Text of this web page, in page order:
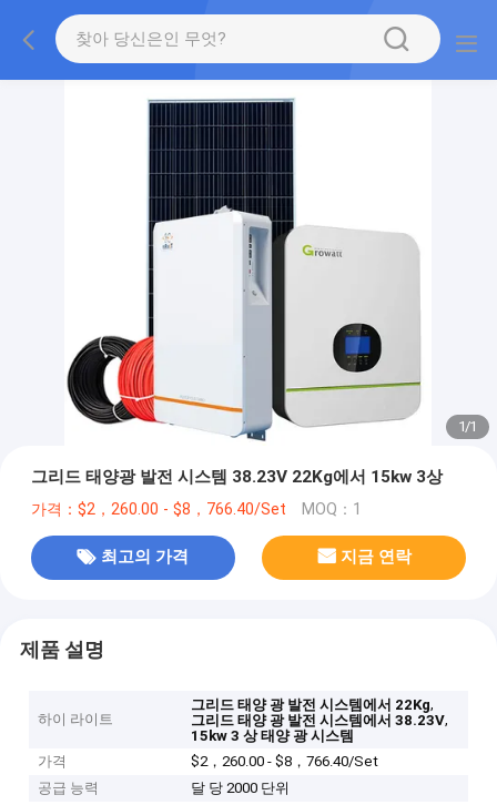
1/1
그리드 태양광 발전 시스템 38.23V 22Kg에서 15kw 3상
가격：$2，260.00 - $8，766.40/Set MOQ：1
최고의 가격 지금 연락
제품 설명
하이 라이트
그리드 태양 광 발전 시스템에서 22Kg,
그리드 태양 광 발전 시스템에서 38.23V,
15kw 3 상 태양 광 시스템
가격
$2，260.00 - $8，766.40/Set
공급 능력
달 당 2000 단위